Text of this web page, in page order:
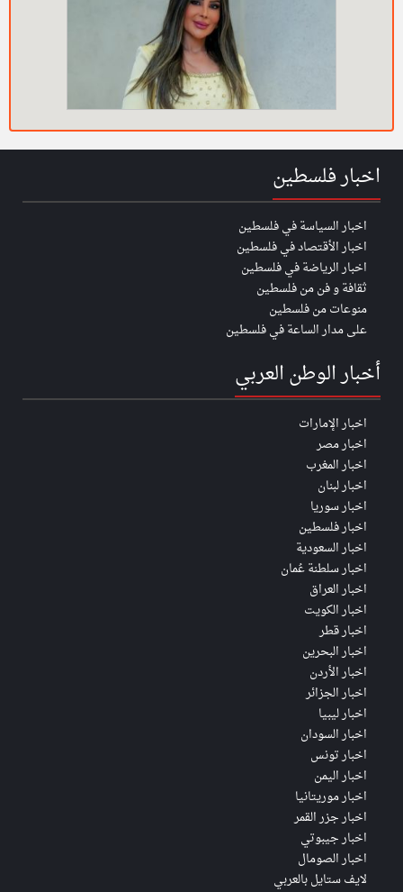
اخبار فلسطين
اخبار السياسة في فلسطين
اخبار الأقتصاد في فلسطين
اخبار الرياضة في فلسطين
ثقافة و فن من فلسطين
منوعات من فلسطين
على مدار الساعة في فلسطين
أخبار الوطن العربي
اخبار الإمارات
اخبار مصر
اخبار المغرب
اخبار لبنان
اخبار سوريا
اخبار فلسطين
اخبار السعودية
اخبار سلطنة عُمان
اخبار العراق
اخبار الكويت
اخبار قطر
اخبار البحرين
اخبار الأردن
اخبار الجزائر
اخبار ليبيا
اخبار السودان
اخبار تونس
اخبار اليمن
اخبار موريتانيا
اخبار جزر القمر
اخبار جيبوتي
اخبار الصومال
لايف ستايل بالعربي